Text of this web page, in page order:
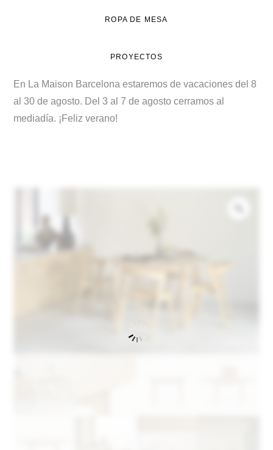
ROPA DE MESA
PROYECTOS
En La Maison Barcelona estaremos de vacaciones del 8
al 30 de agosto. Del 3 al 7 de agosto cerramos al
mediadía. ¡Feliz verano!